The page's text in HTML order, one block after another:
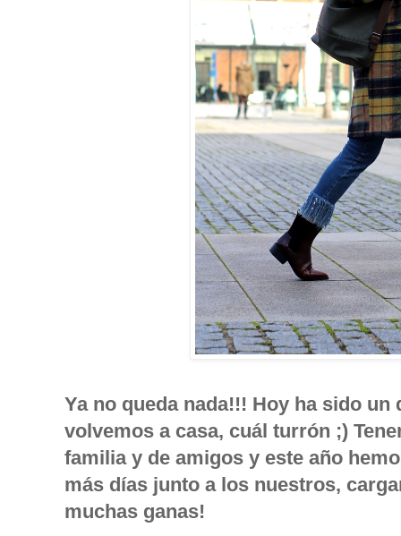
Ya no queda nada!!! Hoy ha sido un
volvemos a casa, cuál turrón ;)
familia y de amigos y este año
más días junto a los nuestros,
muchas ganas!